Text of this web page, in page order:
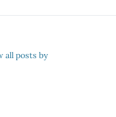
all posts by